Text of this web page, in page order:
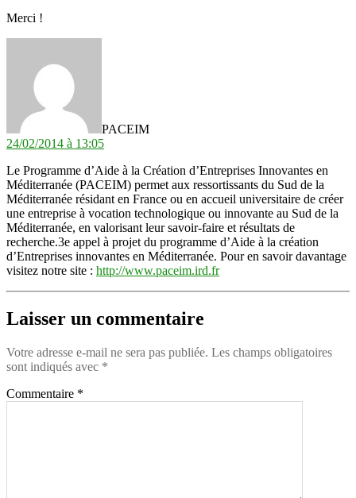
Merci !
PACEIM
24/02/2014 à 13:05
Le Programme d’Aide à la Création d’Entreprises Innovantes en
Méditerranée (PACEIM) permet aux ressortissants du Sud de la
Méditerranée résidant en France ou en accueil universitaire de créer
une entreprise à vocation technologique ou innovante au Sud de la
Méditerranée, en valorisant leur savoir-faire et résultats de
recherche.3e appel à projet du programme d’Aide à la création
d’Entreprises innovantes en Méditerranée. Pour en savoir davantage
visitez notre site : http://www.paceim.ird.fr
Laisser un commentaire
Votre adresse e-mail ne sera pas publiée. Les champs obligatoires
sont indiqués avec *
Commentaire *